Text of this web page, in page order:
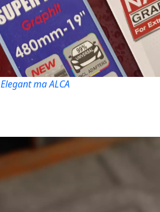
Elegant та ALCA